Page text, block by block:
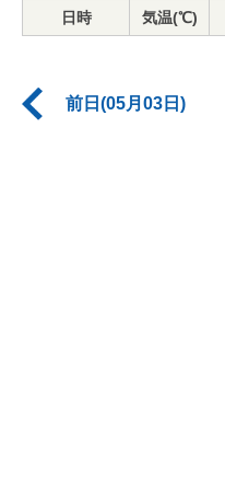
日時 気温(℃)
前日(05月03日)